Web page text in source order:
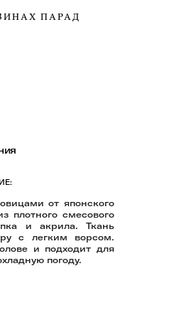
ПАРАД
от японского
плотного смесового
и акрила. Ткань
с легким ворсом.
и подходит для
погоду.